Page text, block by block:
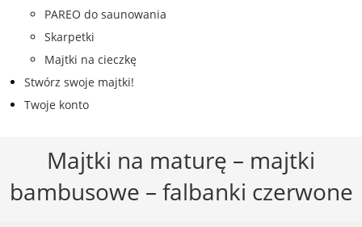
PAREO do saunowania
Skarpetki
Majtki na cieczkę
Stwórz swoje majtki!
Twoje konto
Majtki na maturę – majtki
bambusowe – falbanki czerwone